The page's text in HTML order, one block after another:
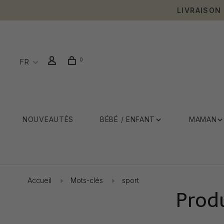
LIVRAISON
FR 0
NOUVEAUTÉS BÉBÉ / ENFANT MAMAN
Accueil Mots-clés sport